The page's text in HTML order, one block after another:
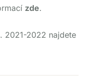
zde.
2021-2022 najdete